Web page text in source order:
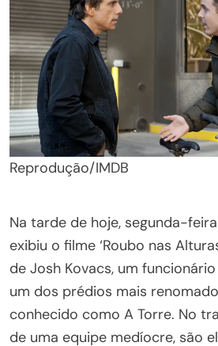
Reprodução/IMDB
Na tarde de hoje, segunda-
exibiu o filme ‘Roubo nas
de Josh Kovacs, um
um dos prédios mais
conhecido como A Torre. No
de uma equipe medíocre, são